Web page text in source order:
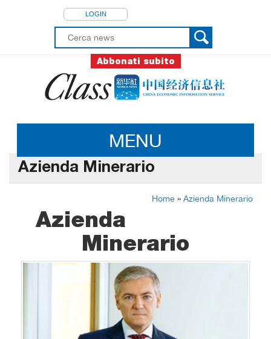
LOGIN
Abbonati subito
MENU
Azienda Minerario
Home » Azienda Minerario
Azienda
Minerario